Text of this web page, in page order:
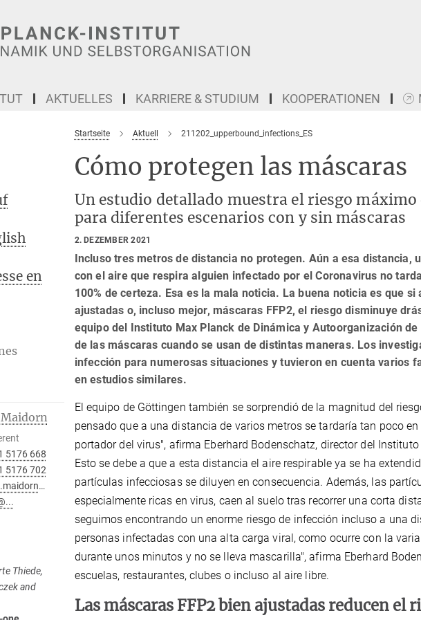
AKTUELLES KARRIERE & STUDIUM KOOPERATIONEN
Startseite Aktuell 211202_upperbound_infections_ES
Cómo protegen las máscaras
Un estudio detallado muestra el riesgo
para diferentes escenarios con y sin máscaras
2. DEZEMBER 2021
Incluso tres metros de distancia no protegen. Aún a esa distancia,
con el aire que respira alguien infectado por el Coronavirus no
100% de certeza. Esa es la mala noticia. La buena noticia es que
ajustadas o, incluso mejor, máscaras FFP2, el riesgo disminuye
equipo del Instituto Max Planck de Dinámica y Autoorganización
de las máscaras cuando se usan de distintas maneras. Los
infección para numerosas situaciones y tuvieron en cuenta varios
en estudios similares.
El equipo de Göttingen también se sorprendió de la magnitud del
pensado que a una distancia de varios metros se tardaría tan poco
portador del virus", afirma Eberhard Bodenschatz, director del
Esto se debe a que a esta distancia el aire respirable ya se ha
partículas infecciosas se diluyen en consecuencia. Además, las
especialmente ricas en virus, caen al suelo tras recorrer una corta
seguimos encontrando un enorme riesgo de infección incluso a una
personas infectadas con una alta carga viral, como ocurre con la
durante unos minutos y no se lleva mascarilla", afirma Eberhard
escuelas, restaurantes, clubes o incluso al aire libre.
Las máscaras FFP2 bien ajustadas reducen el
en
5176 668
5176 702
Thiede,
and